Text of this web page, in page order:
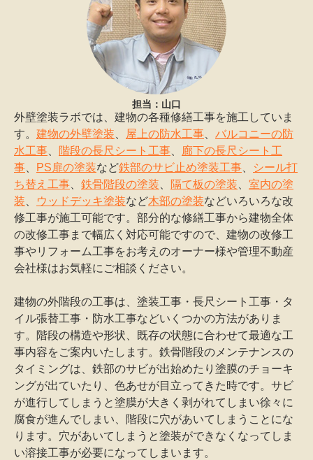
担当：山口
外壁塗装ラボでは、建物の各種修繕工事を施工していま
す。 建物の外壁塗装 屋上の防水工事
バルコニーの防
水工事
階段の長尺シート工事
廊下の長尺シート工
事
PS扉の塗装など鉄部のサビ止め塗装工事
シール打
ち替え工事
鉄骨階段の塗装 隔て板の塗装
室内の塗
装
ウッドデッキ塗装など木部の塗装などいろいろな改
修工事が施工可能です。部分的な修繕工事から建物全体
の改修工事まで幅広く対応可能ですので、建物の改修工
事やリフォーム工事をお考えのオーナー様や管理不動産
会社様はお気軽にご相談ください。
建物の外階段の工事は、塗装工事・長尺シート工事・タ
イル張替工事・防水工事などいくつかの方法がありま
す。階段の構造や形状、既存の状態に合わせて最適な工
事内容をご案内いたします。鉄骨階段のメンテナンスの
タイミングは、鉄部のサビが出始めたり塗膜のチョーキ
ングが出ていたり、色あせが目立ってきた時です。サビ
が進行してしまうと塗膜が大きく剥がれてしまい徐々に
腐食が進んでしまい、階段に穴があいてしまうことにな
ります。穴があいてしまうと塗装ができなくなってしま
い溶接工事が必要になってしまいます。